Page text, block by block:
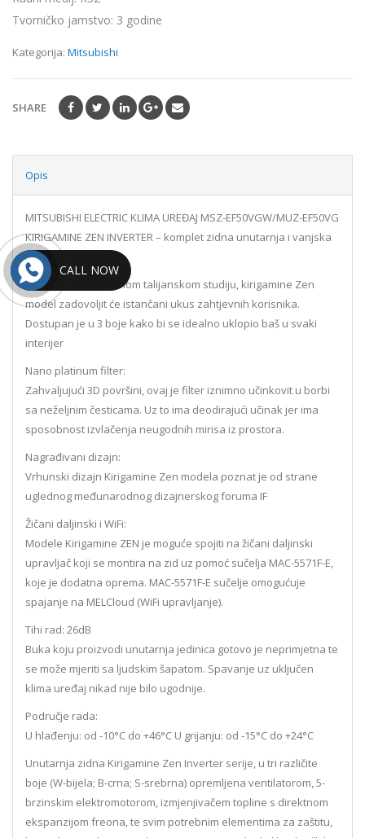
Tvorničko jamstvo: 3 godine
Kategorija: Mitsubishi
SHARE
Opis
MITSUBISHI ELECTRIC KLIMA UREĐAJ MSZ-EF50VGW/MUZ-EF50VG
KIRIGAMINE ZEN INVERTER – komplet zidna unutarnja i vanjska
jedinica
Dizajniran u cijenjenom talijanskom studiju, kirigamine Zen
model zadovoljit će istančani ukus zahtjevnih korisnika.
Dostupan je u 3 boje kako bi se idealno uklopio baš u svaki
interijer
Nano platinum filter:
Zahvaljujući 3D površini, ovaj je filter iznimno učinkovit u borbi
sa neželjnim česticama. Uz to ima deodirajući učinak jer ima
sposobnost izvlačenja neugodnih mirisa iz prostora.
Nagrađivani dizajn:
Vrhunski dizajn Kirigamine Zen modela poznat je od strane
uglednog međunarodnog dizajnerskog foruma IF
Žičani daljinski i WiFi:
Modele Kirigamine ZEN je moguće spojiti na žičani daljinski
upravljač koji se montira na zid uz pomoć sučelja MAC-5571F-E,
koje je dodatna oprema. MAC-5571F-E sučelje omogućuje
spajanje na MELCloud (WiFi upravljanje).
Tihi rad: 26dB
Buka koju proizvodi unutarnja jedinica gotovo je neprimjetna te
se može mjeriti sa ljudskim šapatom. Spavanje uz uključen
klima uređaj nikad nije bilo ugodnije.
Područje rada:
U hlađenju: od -10°C do +46°C U grijanju: od -15°C do +24°C
Unutarnja zidna Kirigamine Zen Inverter serije, u tri različite
boje (W-bijela; B-crna; S-srebrna) opremljena ventilatorom, 5-
brzinskim elektromotorom, izmjenjivačem topline s direktnom
ekspanzijom freona, te svim potrebnim elementima za zaštitu,
CALL NOW